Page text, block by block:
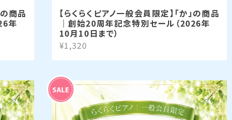
の商品
年
【らくらくピアノ一般会員限定】「か」の商品
｜創始20周年記念特別セール（2026年
10月10日まで）
¥1,320